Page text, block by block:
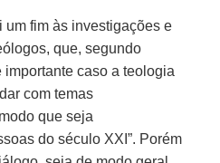
um fim às investigações e
que, segundo
importante caso a teologia
com temas
que seja
do século XXI”. Porém